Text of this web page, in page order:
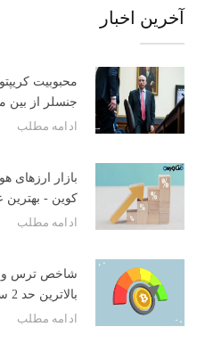
آخرین اخبار
محبوبیت
جنسلر از بین
ادامه مطلب
بازار
کوین - بهترین
ادامه مطلب
شاخص ترس و
بالاترین حد 2 ساله خود رسید
ادامه مطلب